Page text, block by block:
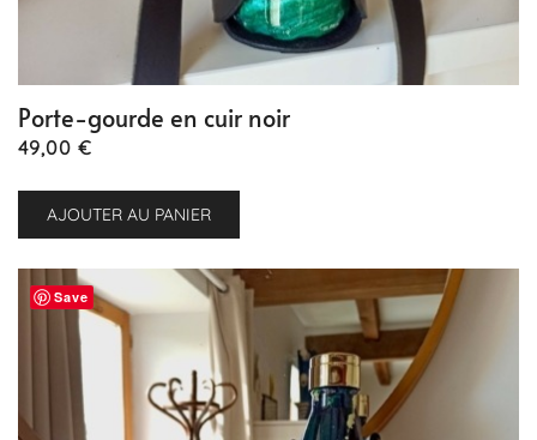
Porte-gourde en cuir noir
49,00 €
AJOUTER AU PANIER
Save